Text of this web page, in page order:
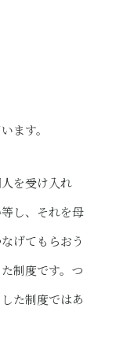
ます。
を受け入れ
し、それを母
げてもらおう
制度です。つ
た制度ではあ